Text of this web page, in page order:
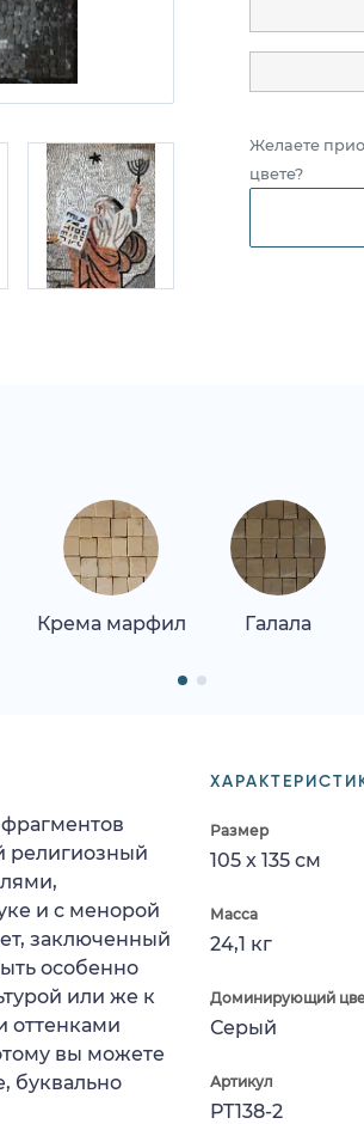
Желаете
цвете?
Крема марфил Галала
Размер
105 x 135 см
Масса
24,1 кг
Доминирующий
Серый
Артикул
PT138-2
религиозный
и с менорой
заключенный
особенно
или же к
оттенками
вы можете
буквально